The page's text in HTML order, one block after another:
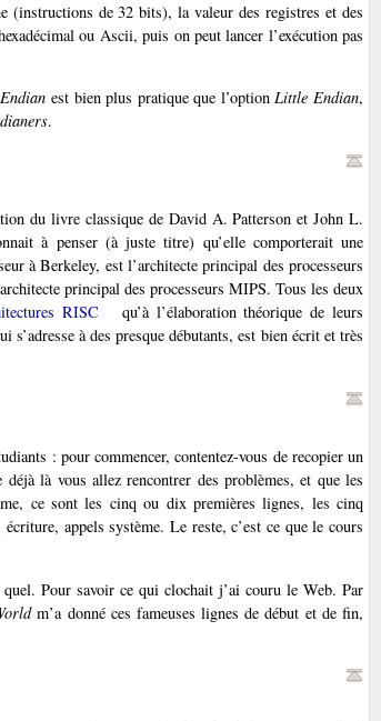
(instructions de 32 bits), la valeur des registres et des
ou Ascii, puis on peut lancer l’exécution pas
est bien plus pratique que l’optionLittle Endian,
.
du livre classique de David A. Patterson et John L.
à penser (à juste titre) qu’elle comporterait une
à Berkeley, est l’architecte principal des processeurs
principal des processeurs MIPS. Tous les deux
RISC
qu’à l’élaboration théorique de leurs
à des presque débutants, est bien écrit et très
: pour commencer, contentez-vous de recopier un
là vous allez rencontrer des problèmes, et que les
ce sont les cinq ou dix premières lignes, les cinq
appels système. Le reste, c’est ce que le cours
Pour savoir ce qui clochait j’ai couru le Web. Par
m’a donné ces fameuses lignes de début et de fin,